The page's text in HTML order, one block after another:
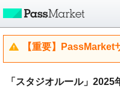
【重要】PassMarket
「スタジオルール」2025